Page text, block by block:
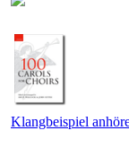
Klangbeispiel